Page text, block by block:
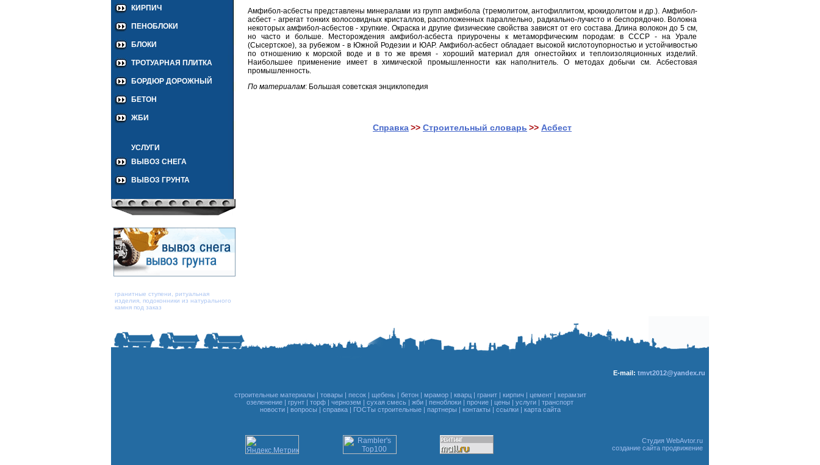
КИРПИЧ
ПЕНОБЛОКИ
БЛОКИ
ТРОТУАРНАЯ ПЛИТКА
БОРДЮР ДОРОЖНЫЙ
БЕТОН
ЖБИ
УСЛУГИ
ВЫВОЗ СНЕГА
ВЫВОЗ ГРУНТА
гранитные ступени, ритуальная
изделия, подоконники из натурального
камня под заказ
Амфибол-асбесты представлены минералами из групп амфибола (тремолитом, антофиллитом, крокидолитом и др.). Амфибол-
асбест - агрегат тонких волосовидных кристаллов, расположенных параллельно, радиально-лучисто и беспорядочно. Волокна
некоторых амфибол-асбестов - хрупкие. Окраска и другие физические свойства зависят от его состава. Длина волокон до 5 см,
но часто и больше. Месторождения амфибол-асбеста приурочены к метаморфическим породам: в СССР - на Урале
(Сысертское), за рубежом - в Южной Родезии и ЮАР. Амфибол-асбест обладает высокой кислотоупорностью и устойчивостью
по отношению к морской воде и в то же время - хороший материал для огнестойких и теплоизоляционных изделий.
Наибольшее применение имеет в химической промышленности как наполнитель. О методах добычи см. Асбестовая
промышленность.
По материалам: Большая советская энциклопедия
Справка>> Строительный словарь >> Асбест
E-mail: tmvt2012@yandex.ru
строительные материалы | товары | песок| щебень| бетон| мрамор| кварц| гранит| кирпич | цемент| керамзит
озеленение | грунт | торф | чернозем | сухая смесь | жби | пеноблоки | прочие | цены | услуги | транспорт
новости| вопросы | справка| ГОСТы строительные| партнеры | контакты | ссылки| карта сайта
Студия WebAvtor.ru
создание сайта продвижение